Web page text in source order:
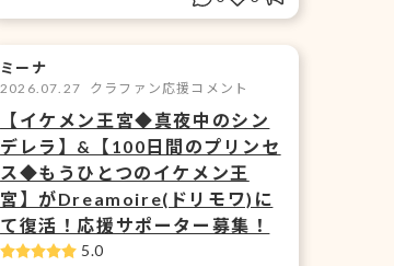
ミーナ
2026.07.27 クラファン応援コメント
【イケメン王宮◆真夜中のシン
デレラ】&【100日間のプリンセ
ス◆もうひとつのイケメン王
宮】がDreamoire(ドリモワ)に
て復活！応援サポーター募集！
5.0